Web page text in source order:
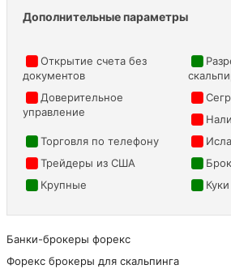
Дополнительные параметры
Открытие счета без
документов
Доверительное
управление
Торговля по телефону
Трейдеры из США
Крупные
Банки-брокеры форекс
Форекс брокеры для скальпинга